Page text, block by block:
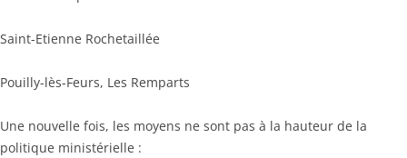
Saint-Etienne Rochetaillée
Pouilly-lès-Feurs, Les Remparts
Une nouvelle fois, les moyens ne sont pas à la hauteur de la
politique ministérielle :